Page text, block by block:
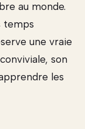
au monde.
temps
une vraie
son
les